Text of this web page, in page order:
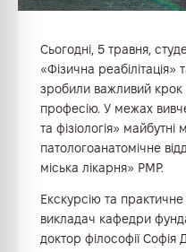
Сьогодні, 5 травня,
«Фізична
зробили важливий крок
професію. У межах
та фізіологія» майбутні
патологоанатомічне
міська лікарня» РМР.
Екскурсію та
викладач кафедри
доктор філософії Софія